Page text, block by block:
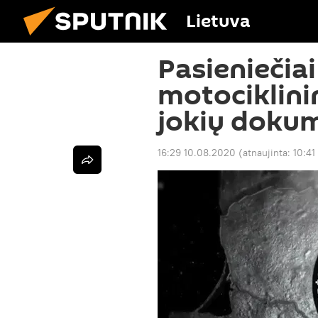
Lietuva
jokių
16:29 10.08.2020 (atnaujinta: